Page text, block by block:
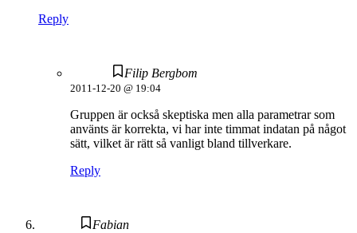
Reply
Filip Bergbom
2011-12-20 @ 19:04
Gruppen är också skeptiska men alla parametrar som
använts är korrekta, vi har inte timmat indatan på något
sätt, vilket är rätt så vanligt bland tillverkare.
Reply
Fabian